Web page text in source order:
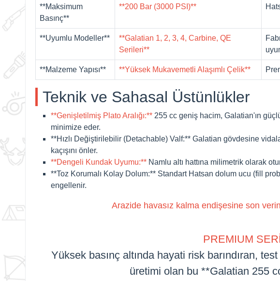
**Maksimum
Basınç**
**200 Bar (3000 PSI)**
**Uyumlu Modeller**
**Galatian 1, 2, 3, 4, Carbine, QE
Serileri**
**Malzeme Yapısı** **Yüksek Mukavemetli Alaşımlı Çelik**
Teknik ve Sahasal Üstünlükler
**Genişletilmiş Plato Aralığı:** 255 cc geniş hacim, Galatian'ın
minimize eder.
**Hızlı Değiştirilebilir (Detachable) Valf:** Galatian gövdesine
kaçışını önler.
**Dengeli Kundak Uyumu:** Namlu altı hattına milimetrik olarak
**Toz Korumalı Kolay Dolum:** Standart Hatsan dolum ucu (fill
engellenir.
Arazide havasız kalma endişesine son
PREMIUM
Yüksek basınç altında hayati risk barındıran,
üretimi olan bu **Galatian 255